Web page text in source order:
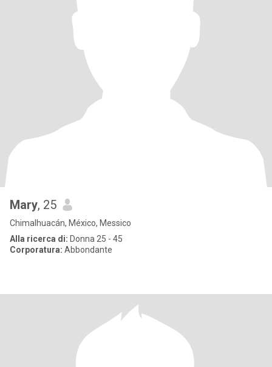
Mary, 25
Chimalhuacán, México, Messico
Alla ricerca di: Donna 25 - 45
Corporatura: Abbondante